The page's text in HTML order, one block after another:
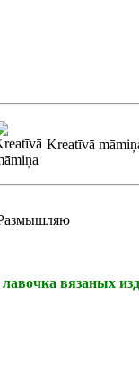
Kreatīvā
лавочка вязаных